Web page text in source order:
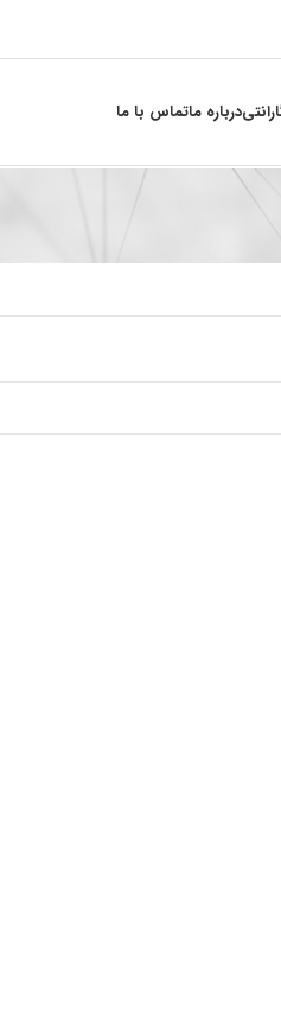
درباره ماتماس با ما